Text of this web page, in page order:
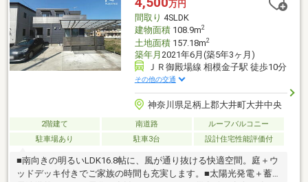
万円
間取り 4SLDK
建物面積108.9m2
土地面積157.18m2
築年月 2021年6月(築5年3ヶ月)
ＪＲ御殿場線 相模金子駅 徒歩10分
その他の交通
神奈川県足柄上郡大井町大井中央
2階建て 南道路
ルーフバルコニー
駐車場あり
駐車3台 設計住宅性能評価付
■南向きの明るいLDK16.8帖に、風が通り抜ける快適空間。庭＋ウ
ッドデッキ付きでご家族の時間も充実します。■太陽光発電＋蓄